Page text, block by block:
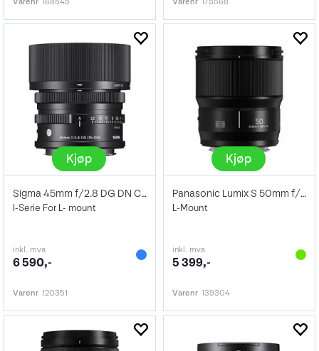
Kjøp
Sigma 45mm f/2.8 DG DN Contemporary
I-Serie For L- mount
inkl. mva
6 590,-
Varenr 120351
Kjøp
Panasonic Lumix S 50mm f/1.8
L-Mount
inkl. mva
5 399,-
Varenr 139304